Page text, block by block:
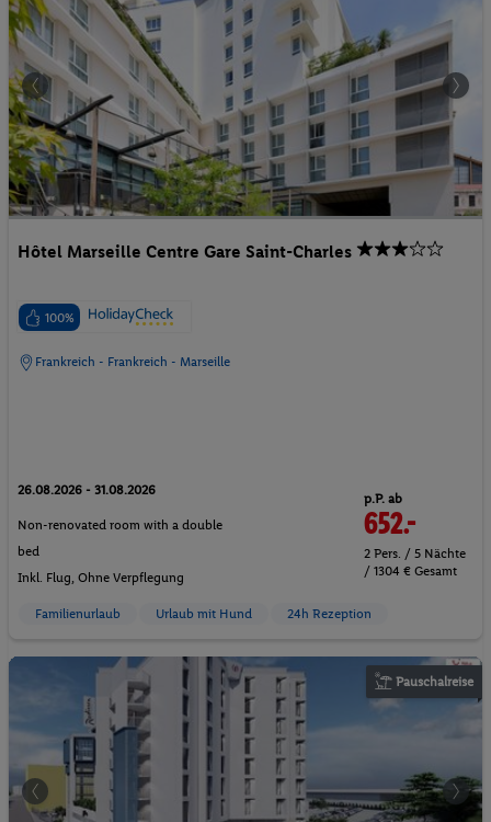
Hôtel Marseille Centre Gare Saint-Charles
100%
Frankreich - Frankreich - Marseille
26.08.2026 - 31.08.2026
Non-renovated room with a double
bed
Inkl. Flug, Ohne Verpflegung
p.P. ab
652.-
2 Pers. / 5 Nächte
/ 1304 € Gesamt
Familienurlaub Urlaub mit Hund 24h Rezeption
Pauschalreise